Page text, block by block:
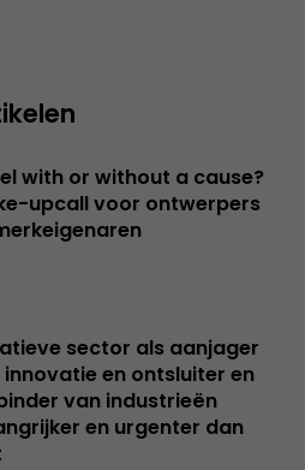
with or without a cause?
upcall voor ontwerpers
sector als aanjager
en ontsluiter en
van industrieën
en urgenter dan